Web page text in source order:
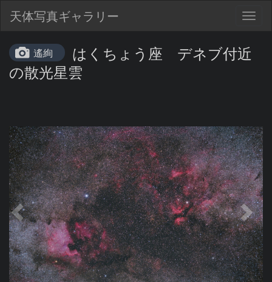
天体写真ギャラリー
遙絢
はくちょう座 デネブ付近
の散光星雲